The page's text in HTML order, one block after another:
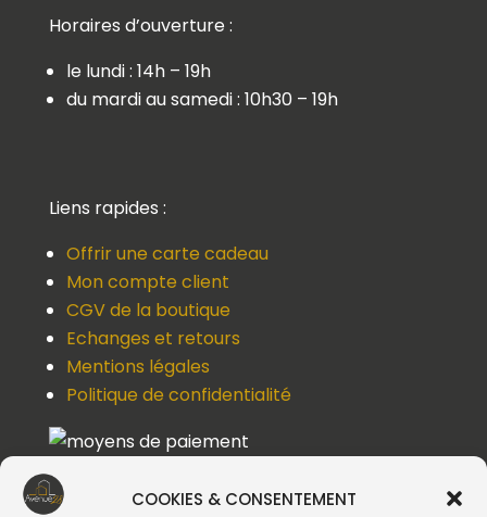
COOKIES & CONSENTEMENT
Horaires d’ouverture :
le lundi : 14h – 19h
du mardi au samedi : 10h30 – 19h
Liens rapides :
Offrir une carte cadeau
Mon compte client
CGV de la boutique
Echanges et retours
Mentions légales
Politique de confidentialité